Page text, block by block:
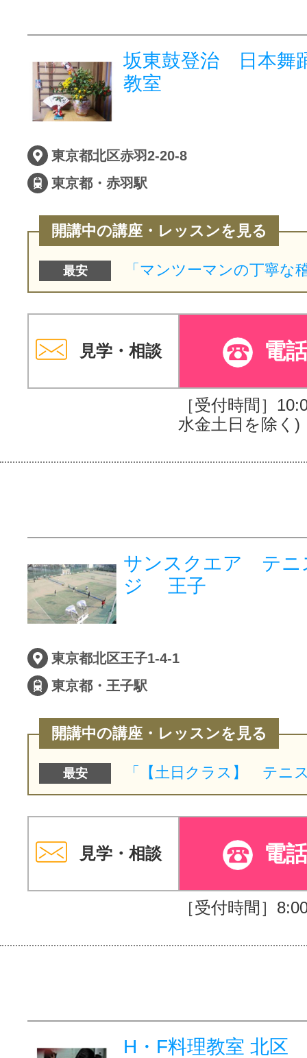
坂東鼓登治 日本舞
教室
東京都北区赤羽2-20-8
東京都・赤羽駅
開講中の講座・レッスンを見る
最安
見学・相談 電
［受付時間］
水金土日を除く)
サンスクエア テニ
ジ 王子
東京都北区王子1-4-1
東京都・王子駅
開講中の講座・レッスンを見る
最安
見学・相談 電
［受付時間］
H・F料理教室 北区